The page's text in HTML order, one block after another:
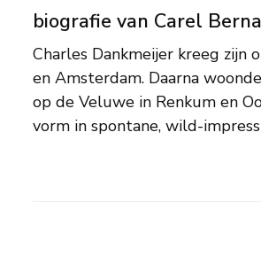
biografie van Carel
Charles Dankmeijer kreeg zijn
en Amsterdam. Daarna
op de Veluwe in Renkum en
vorm in spontane, wild-
kleuren. Hoewel hij een
was het landschap zijn meest